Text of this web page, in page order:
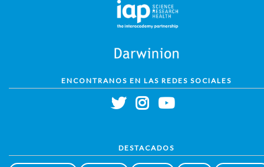
ENCONTRANOS EN LAS REDES SOCIALES
DESTACADOS